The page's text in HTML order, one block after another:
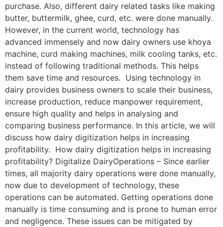
purchase. Also, different dairy related tasks like making
butter, buttermilk, ghee, curd, etc. were done manually.
However, in the current world, technology has
advanced immensely and now dairy owners use khoya
machine, curd making machines, milk cooling tanks, etc.
instead of following traditional methods. This helps
them save time and resources. Using technology in
dairy provides business owners to scale their business,
increase production, reduce manpower requirement,
ensure high quality and helps in analysing and
comparing business performance. In this article, we will
discuss how dairy digitization helps in increasing
profitability. How dairy digitization helps in increasing
profitability? Digitalize DairyOperations – Since earlier
times, all majority dairy operations were done manually,
now due to development of technology, these
operations can be automated. Getting operations done
manually is time consuming and is prone to human error
and negligence. These issues can be mitigated by